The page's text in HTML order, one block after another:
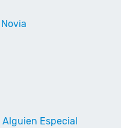
Especial